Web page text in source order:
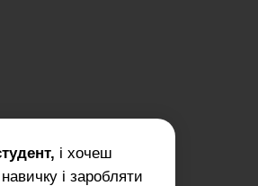
і хочеш
і заробляти